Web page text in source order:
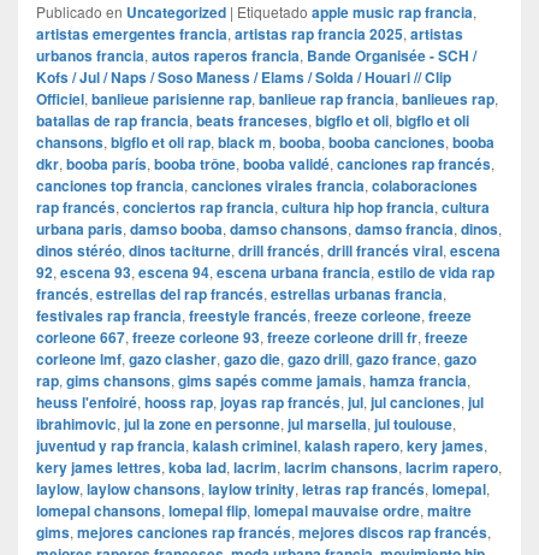
Publicado en Uncategorized | Etiquetado apple music rap francia,
artistas emergentes francia, artistas rap francia 2025, artistas
urbanos francia, autos raperos francia, Bande Organisée - SCH /
Kofs / Jul / Naps / Soso Maness / Elams / Solda / Houari // Clip
Officiel, banlieue parisienne rap, banlieue rap francia, banlieues rap,
batallas de rap francia, beats franceses, bigflo et oli, bigflo et oli
chansons, bigflo et oli rap, black m, booba, booba canciones, booba
dkr, booba parís, booba trône, booba validé, canciones rap francés,
canciones top francia, canciones virales francia, colaboraciones
rap francés, conciertos rap francia, cultura hip hop francia, cultura
urbana paris, damso booba, damso chansons, damso francia, dinos,
dinos stéréo, dinos taciturne, drill francés, drill francés viral, escena
92, escena 93, escena 94, escena urbana francia, estilo de vida rap
francés, estrellas del rap francés, estrellas urbanas francia,
festivales rap francia, freestyle francés, freeze corleone, freeze
corleone 667, freeze corleone 93, freeze corleone drill fr, freeze
corleone lmf, gazo clasher, gazo die, gazo drill, gazo france, gazo
rap, gims chansons, gims sapés comme jamais, hamza francia,
heuss l'enfoiré, hooss rap, joyas rap francés, jul, jul canciones, jul
ibrahimovic, jul la zone en personne, jul marsella, jul toulouse,
juventud y rap francia, kalash criminel, kalash rapero, kery james,
kery james lettres, koba lad, lacrim, lacrim chansons, lacrim rapero,
laylow, laylow chansons, laylow trinity, letras rap francés, lomepal,
lomepal chansons, lomepal flip, lomepal mauvaise ordre, maitre
gims, mejores canciones rap francés, mejores discos rap francés,